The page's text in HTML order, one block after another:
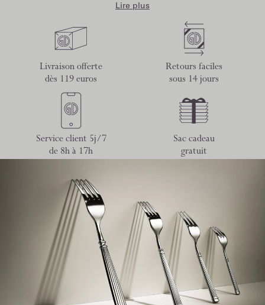
Lire plus
Livraison offerte
dès 119 euros
Retours faciles
sous 14 jours
Service client 5j/7
de 8h à 17h
Sac cadeau
gratuit